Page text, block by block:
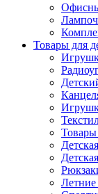
Товары для
Товары